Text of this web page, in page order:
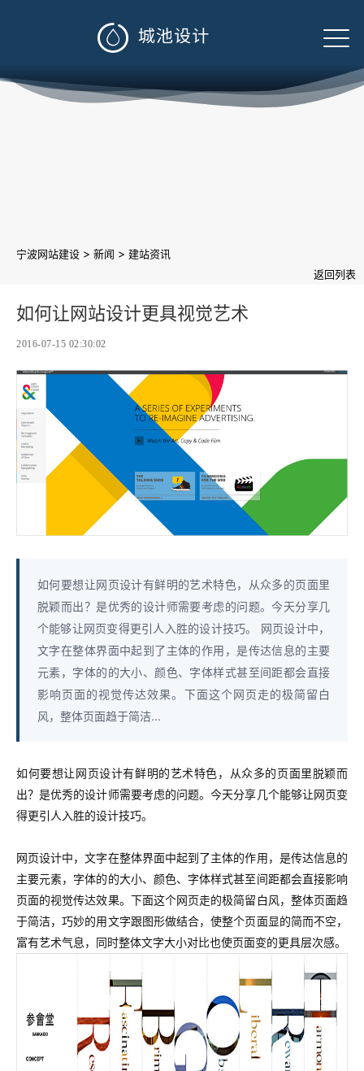

宁波网站建设 > 新闻 > 建站资讯
返回列表
如何让网站设计更具视觉艺术
2016-07-15 02:30:02
如何要想让网页设计有鲜明的艺术特色，从众多的页面里
脱颖而出？是优秀的设计师需要考虑的问题。今天分享几
个能够让网页变得更引人入胜的设计技巧。 网页设计中，
文字在整体界面中起到了主体的作用，是传达信息的主要
元素，字体的的大小、颜色、字体样式甚至间距都会直接
影响页面的视觉传达效果。下面这个网页走的极简留白
风，整体页面趋于简洁...
如何要想让网页设计有鲜明的艺术特色，从众多的页面里脱颖而
出？是优秀的设计师需要考虑的问题。今天分享几个能够让网页变
得更引人入胜的设计技巧。
网页设计中，文字在整体界面中起到了主体的作用，是传达信息的
主要元素，字体的的大小、颜色、字体样式甚至间距都会直接影响
页面的视觉传达效果。下面这个网页走的极简留白风，整体页面趋
于简洁，巧妙的用文字跟图形做结合，使整个页面显的简而不空，
富有艺术气息，同时整体文字大小对比也使页面变的更具层次感。